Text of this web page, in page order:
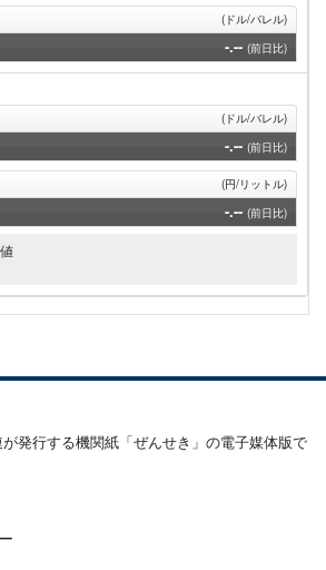
(ドル/バレル)
-.-- (前日比)
(ドル/バレル)
-.-- (前日比)
(円/リットル)
-.-- (前日比)
発行する機関紙「ぜんせき」の電子媒体版で